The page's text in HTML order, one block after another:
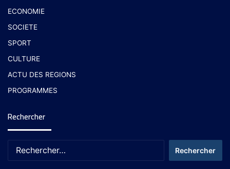
ECONOMIE
SOCIETE
SPORT
CULTURE
ACTU DES REGIONS
PROGRAMMES
Rechercher